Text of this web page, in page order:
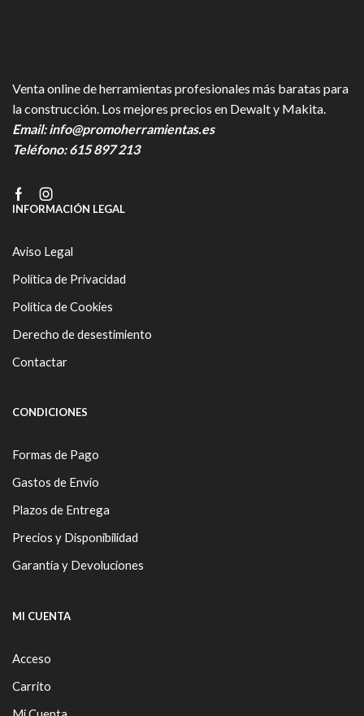
Venta online de herramientas profesionales más baratas para
la construcción. Los mejores precios en Dewalt y Makita.
Email:info@promoherramientas.es
Teléfono:615 897 213
FacebookInstagram
INFORMACIÓN LEGAL
Aviso Legal
Política de Privacidad
Política de Cookies
Derecho de desestimiento
Contactar
CONDICIONES
Formas de Pago
Gastos de Envío
Plazos de Entrega
Precios y Disponibilidad
Garantía y Devoluciones
MI CUENTA
Acceso
Carrito